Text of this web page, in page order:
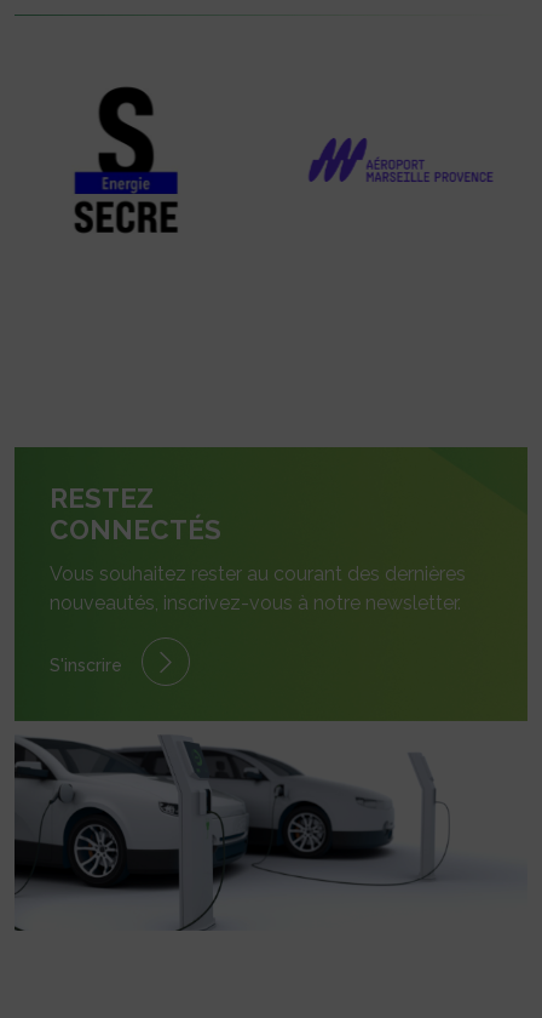
RESTEZ
CONNECTÉS
Vous souhaitez rester au courant des dernières
nouveautés, inscrivez-vous à notre newsletter.
S'inscrire